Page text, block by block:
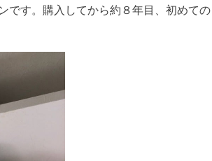
です。購入してから約８年目、初めて